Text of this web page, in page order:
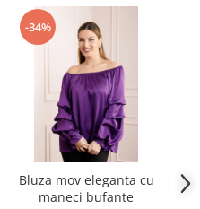
-34%
Bluza mov eleganta cu
maneci bufante